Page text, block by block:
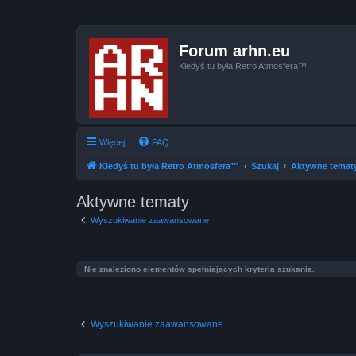
Forum arhn.eu
Kiedyś tu była Retro Atmosfera™
Więcej… FAQ
Kiedyś tu była Retro Atmosfera™ Szukaj Aktywne
Aktywne tematy
Wyszukiwanie zaawansowane
Nie znaleziono elementów spełniających kryteria szukania.
Wyszukiwanie zaawansowane